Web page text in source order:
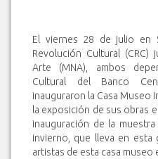
El viernes 28 de julio en
Revolución Cultural
Arte (MNA), ambos
Cultural del Banco
inauguraron la Casa Museo
la exposición de sus obras
inauguración de la
invierno, que lleva en
artistas de esta casa museo